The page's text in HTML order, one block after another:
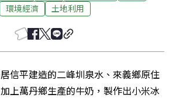
環境經濟
土地利用
信平建造的二峰圳泉水、來義鄉原住
上萬丹鄉生產的牛奶，製作出小米冰